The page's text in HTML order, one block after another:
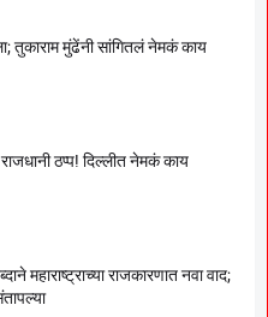
तुकाराम मुंढेंनी सांगितलं नेमकं काय
ठप्प! दिल्लीत नेमकं काय
महाराष्ट्राच्या राजकारणात नवा वाद;